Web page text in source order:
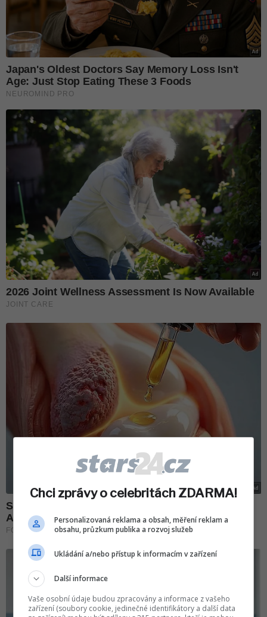
Chci zprávy o celebritách ZDARMA!
Personalizovaná reklama a obsah, měření reklam a
obsahu, průzkum publika a rozvoj služeb
Ukládání a/nebo přístup k informacím v zařízení
Další informace
Vaše osobní údaje budou zpracovány a informace z vašeho
zařízení (soubory cookie, jedinečné identifikátory a další data